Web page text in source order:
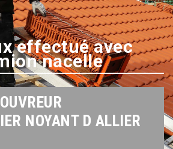
effectué avec
nacelle
NOYANT D ALLIER